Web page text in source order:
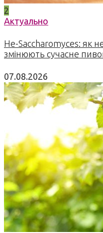
2
Актуально
Не-Saccharomyces: як
змінюють сучасне
07.08.2026